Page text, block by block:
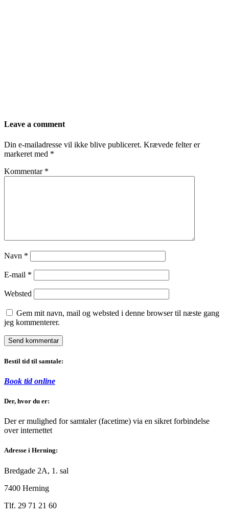
Leave a comment
Din e-mailadresse vil ikke blive publiceret. Krævede felter er
markeret med *
Kommentar *
Navn *
E-mail *
Websted
Gem mit navn, mail og websted i denne browser til næste gang
jeg kommenterer.
Bestil tid til samtale:
Book tid online
Der, hvor du er:
Der er mulighed for samtaler (facetime) via en sikret forbindelse
over internettet
Adresse i Herning:
Bredgade 2A, 1. sal
7400 Herning
Tlf. 29 71 21 60